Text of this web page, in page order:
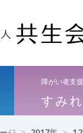
障がい者支
すみ